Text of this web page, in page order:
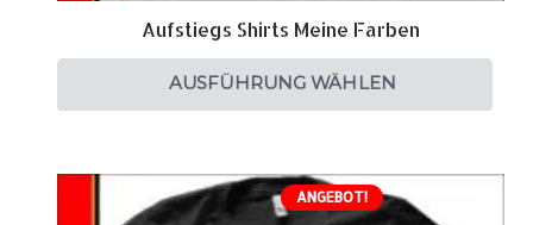
Aufstiegs Shirts Meine Farben
AUSFÜHRUNG WÄHLEN
ANGEBOT!